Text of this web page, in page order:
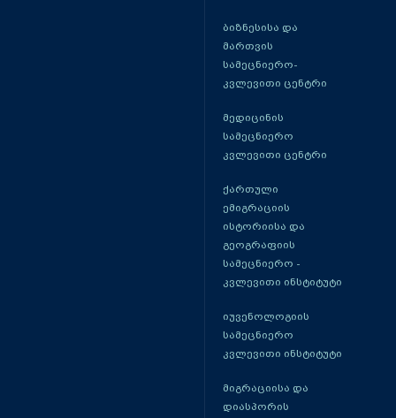
ბიზნესისა და
მართვის
სამეცნიერო-
კვლევითი ცენტრი
მედიცინის
სამეცნიერო
კვლევითი ცენტრი
ქართული
ემიგრაციის
ისტორიისა და
გეოგრაფიის
სამეცნიერო -
კვლევითი ინსტიტუტი
იუვენოლოგიის
სამეცნიერო
კვლევითი ინსტიტუტი
მიგრაციისა და
დიასპორის